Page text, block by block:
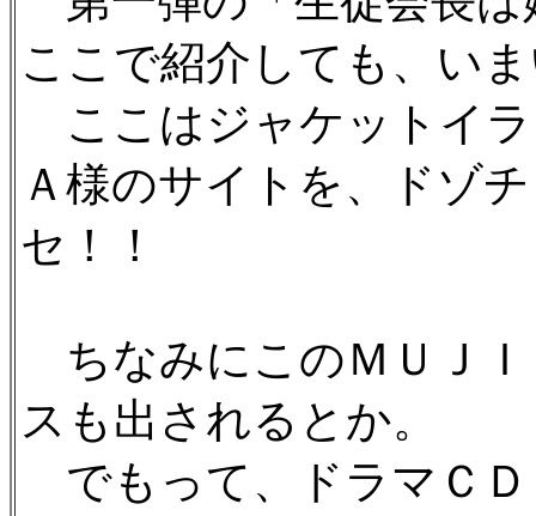
ここで紹介しても、い
ここはジャケットイ
Ａ様のサイトを、ドゾ
セ！！
ちなみにこのＭＵＪＩ
スも出されるとか。
でもって、ドラマＣＤ